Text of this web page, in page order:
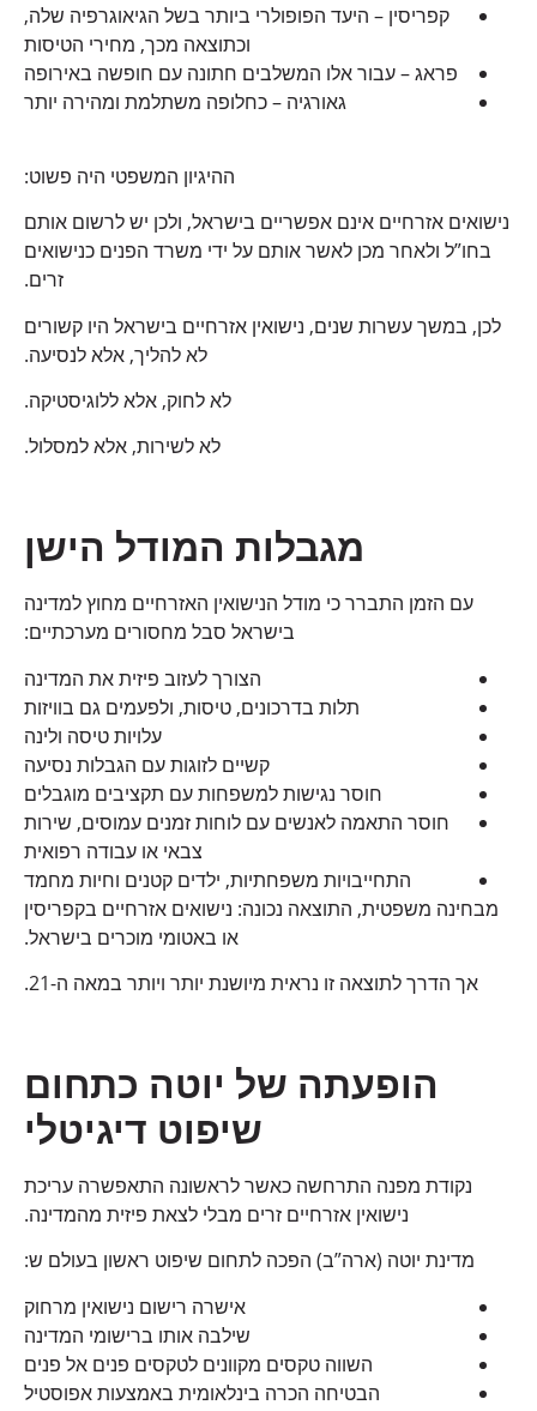
קפריסין – היעד הפופולרי ביותר בשל הגיאוגרפיה שלה,
וכתוצאה מכך, מחירי הטיסות
פראג – עבור אלו המשלבים חתונה עם חופשה באירופה
גאורגיה – כחלופה משתלמת ומהירה יותר
ההיגיון המשפטי היה פשוט:
נישואים אזרחיים אינם אפשריים בישראל, ולכן יש לרשום אותם
בחו”ל ולאחר מכן לאשר אותם על ידי משרד הפנים כנישואים
זרים.
לכן, במשך עשרות שנים, נישואין אזרחיים בישראל היו קשורים
לא להליך, אלא לנסיעה.
לא לחוק, אלא ללוגיסטיקה.
לא לשירות, אלא למסלול.
מגבלות המודל הישן
עם הזמן התברר כי מודל הנישואין האזרחיים מחוץ למדינה
בישראל סבל מחסורים מערכתיים:
הצורך לעזוב פיזית את המדינה
תלות בדרכונים, טיסות, ולפעמים גם בוויזות
עלויות טיסה ולינה
קשיים לזוגות עם הגבלות נסיעה
חוסר נגישות למשפחות עם תקציבים מוגבלים
חוסר התאמה לאנשים עם לוחות זמנים עמוסים, שירות
צבאי או עבודה רפואית
התחייבויות משפחתיות, ילדים קטנים וחיות מחמד
מבחינה משפטית, התוצאה נכונה: נישואים אזרחיים בקפריסין
או באטומי מוכרים בישראל.
אך הדרך לתוצאה זו נראית מיושנת יותר ויותר במאה ה-21.
הופעתה של יוטה כתחום
שיפוט דיגיטלי
נקודת מפנה התרחשה כאשר לראשונה התאפשרה עריכת
נישואין אזרחיים זרים מבלי לצאת פיזית מהמדינה.
מדינת יוטה (ארה”ב) הפכה לתחום שיפוט ראשון בעולם ש:
אישרה רישום נישואין מרחוק
שילבה אותו ברישומי המדינה
השווה טקסים מקוונים לטקסים פנים אל פנים
הבטיחה הכרה בינלאומית באמצעות אפוסטיל